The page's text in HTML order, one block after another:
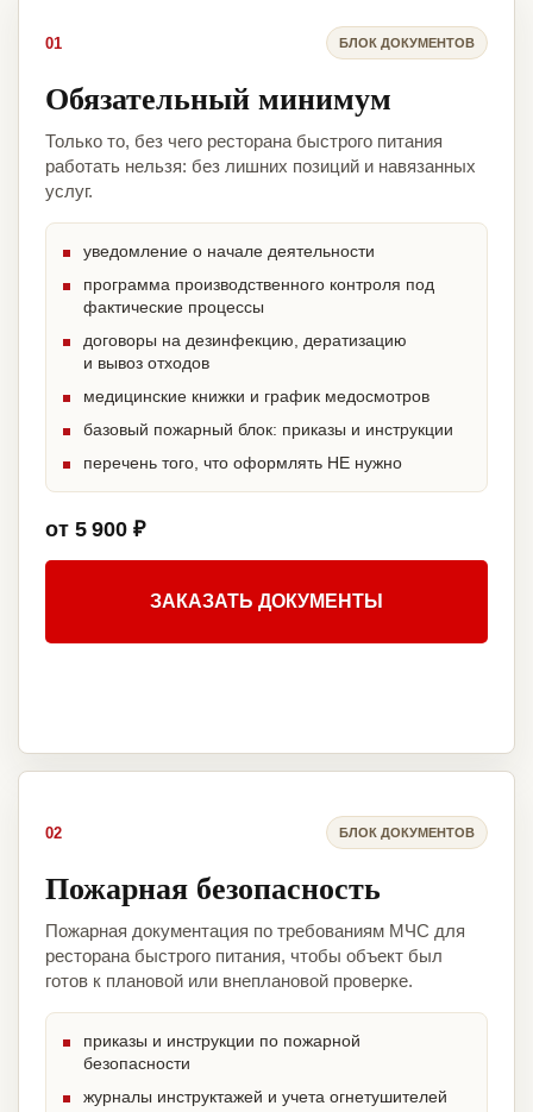
01 БЛОК ДОКУМЕНТОВ
Обязательный минимум
Только то, без чего ресторана быстрого питания
работать нельзя: без лишних позиций и навязанных
услуг.
уведомление о начале деятельности
программа производственного контроля под
фактические процессы
договоры на дезинфекцию, дератизацию
и вывоз отходов
медицинские книжки и график медосмотров
базовый пожарный блок: приказы и инструкции
перечень того, что оформлять НЕ нужно
от 5 900 ₽
ЗАКАЗАТЬ ДОКУМЕНТЫ
02 БЛОК ДОКУМЕНТОВ
Пожарная безопасность
Пожарная документация по требованиям МЧС для
ресторана быстрого питания, чтобы объект был
готов к плановой или внеплановой проверке.
приказы и инструкции по пожарной
безопасности
журналы инструктажей и учета огнетушителей